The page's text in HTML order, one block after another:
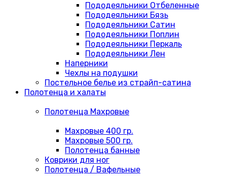
Пододеяльники Отбеленные
Пододеяльники Бязь
Пододеяльники Сатин
Пододеяльники Поплин
Пододеяльники Перкаль
Пододеяльники Лен
Наперники
Чехлы на подушки
Постельное белье из страйп-сатина
Полотенца и халаты
Полотенца Махровые
Махровые 400 гр.
Махровые 500 гр.
Полотенца банные
Коврики для ног
Полотенца / Вафельные